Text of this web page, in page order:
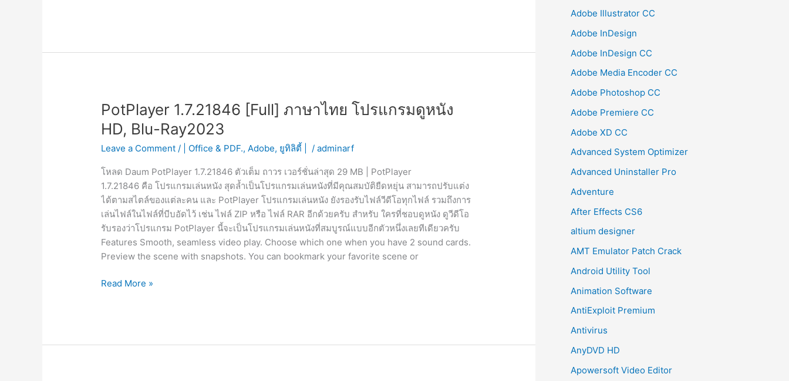
2023
PotPlayer 1.7.21846 [Full] ภาษาไทย โปรแกรมดูหนัง
HD, Blu-Ray2023
Leave a Comment / | Office & PDF., Adobe, ยูทิลิตี้ | /adminarf
โหลด Daum PotPlayer 1.7.21846 ตัวเต็ม ถาวร เวอร์ชั่นล่าสุด 29 MB | PotPlayer
1.7.21846 คือ โปรแกรมเล่นหนัง สุดล้ำเป็นโปรแกรมเล่นหนังที่มีคุณสมบัติยืดหยุ่น สามารถปรับแต่ง
ได้ตามสไตล์ของแต่ละคน และ PotPlayer โปรแกรมเล่นหนัง ยังรองรับไฟล์วีดีโอทุกไฟล์ รวมถึงการ
เล่นไฟล์ในไฟล์ที่บีบอัดไว้ เช่น ไฟล์ ZIP หรือ ไฟล์ RAR อีกด้วยครับ สำหรับ ใครที่ชอบดูหนัง ดูวีดีโอ
รับรองว่าโปรแกรม PotPlayer นี้จะเป็นโปรแกรมเล่นหนังที่สมบูรณ์แบบอีกตัวหนึ่งเลยทีเดียวครับ
Features Smooth, seamless video play. Choose which one when you have 2 sound cards.
Preview the scene with snapshots. You can bookmark your favorite scene or
PotPlayer
Read More »
Adobe Illustrator CC
Adobe InDesign
Adobe InDesign CC
Adobe Media Encoder CC
Adobe Photoshop CC
Adobe Premiere CC
Adobe XD CC
Advanced System Optimizer
Advanced Uninstaller Pro
Adventure
After Effects CS6
altium designer
AMT Emulator Patch Crack
Android Utility Tool
Animation Software
AntiExploit Premium
Antivirus
AnyDVD HD
Apowersoft Video Editor